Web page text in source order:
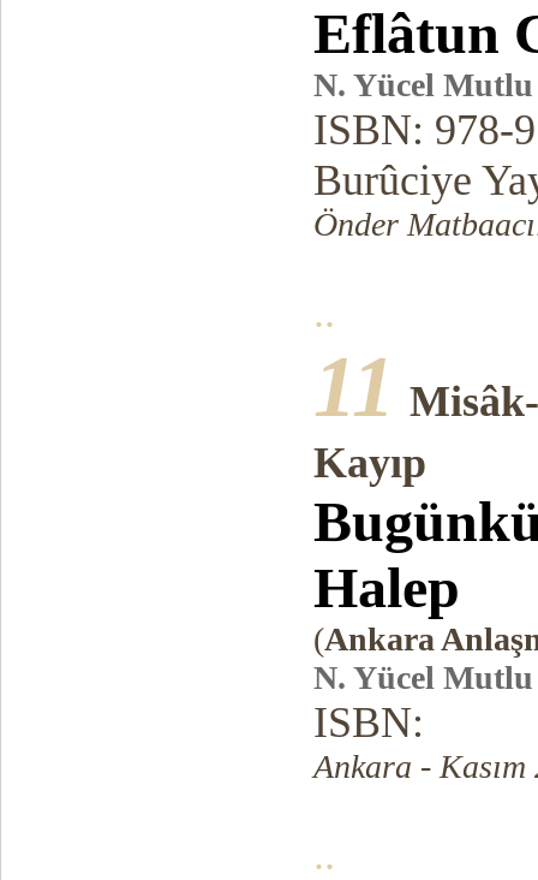
Eflâtun
N. Yücel Mutlu
ISBN: 978-
Burûciye
Önder
..
11
Kayıp
Bugünkü
Halep
(Ankara
N. Yücel Mutlu
ISBN:
Ankara -
..